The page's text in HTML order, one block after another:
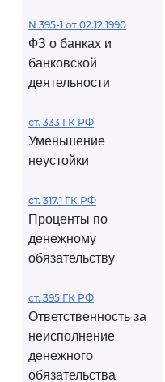
N 395-1 от 02.12.1990
ФЗ о банках и
банковской
деятельности
ст. 333 ГК РФ
Уменьшение
неустойки
ст. 317.1 ГК РФ
Проценты по
денежному
обязательству
ст. 395 ГК РФ
Ответственность за
неисполнение
денежного
обязательства